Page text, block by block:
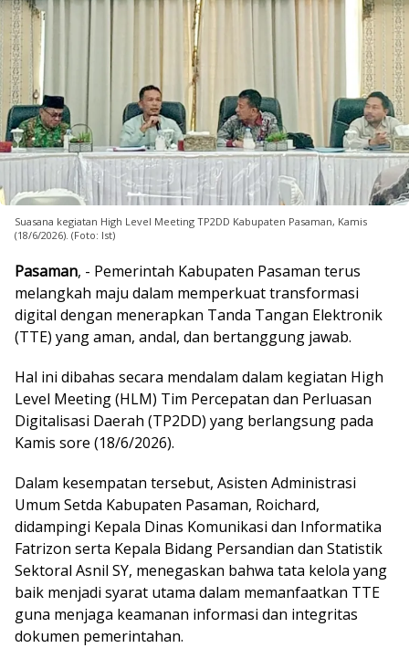
Suasana kegiatan High Level Meeting TP2DD Kabupaten Pasaman, Kamis
(18/6/2026). (Foto: Ist)
Pasaman, - Pemerintah Kabupaten Pasaman terus
melangkah maju dalam memperkuat transformasi
digital dengan menerapkan Tanda Tangan Elektronik
(TTE) yang aman, andal, dan bertanggung jawab.
Hal ini dibahas secara mendalam dalam kegiatan High
Level Meeting (HLM) Tim Percepatan dan Perluasan
Digitalisasi Daerah (TP2DD) yang berlangsung pada
Kamis sore (18/6/2026).
Dalam kesempatan tersebut, Asisten Administrasi
Umum Setda Kabupaten Pasaman, Roichard,
didampingi Kepala Dinas Komunikasi dan Informatika
Fatrizon serta Kepala Bidang Persandian dan Statistik
Sektoral Asnil SY, menegaskan bahwa tata kelola yang
baik menjadi syarat utama dalam memanfaatkan TTE
guna menjaga keamanan informasi dan integritas
dokumen pemerintahan.